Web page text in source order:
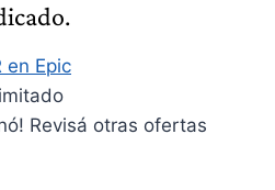
en Epic
Revisá otras ofertas